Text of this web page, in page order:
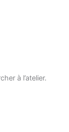
à l’atelier.